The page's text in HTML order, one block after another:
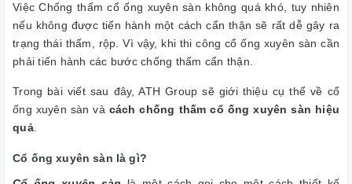
Việc Chống thấm cổ ống xuyên sàn không quá khó, tuy nhiên
nếu không được tiến hành một cách cẩn thận sẽ rất dễ gây ra
trạng thái thấm, rộp. Vì vậy, khi thi công cổ ống xuyên sàn cần
phải tiến hành các bước chống thấm cẩn thận.
Trong bài viết sau đây, ATH Group sẽ giới thiệu cụ thể về cổ
ống xuyên sàn và cách chống thấm cổ ống xuyên sàn hiệu
quả.
Cổ ống xuyên sàn là gì?